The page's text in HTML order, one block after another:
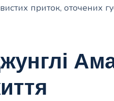
приток, оточених